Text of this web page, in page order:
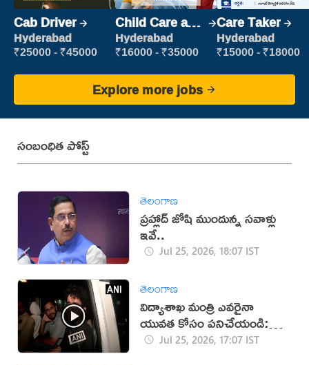
Cab Driver
Hyderabad
₹25000 - ₹45000
Child Care and
Patient care
Hyderabad
₹16000 - ₹35000
Care Taker
Hyderabad
₹15000 - ₹18000
Explore more jobs
సంబంధిత పోస్ట్
తెలంగాణ
ప్రహ్లాద్ జోషి ముందున్న సవాళ్లు
ఇవే..
Jul 25, 2026, 18:07 IST
తెలంగాణ
విద్యాశాఖ మంత్రి ఎవరైనా
యువత కోసం పనిచేయండి:
సీజేపీJul 25, 2026, 17:07 IST